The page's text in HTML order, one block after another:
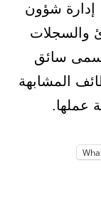
إدارة شؤون
والسجلات
سائق
المشابهة
عملها.